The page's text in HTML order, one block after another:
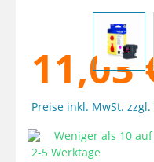
11,03
Preise inkl. MwSt.
Weniger als 10
2-5 Werktage